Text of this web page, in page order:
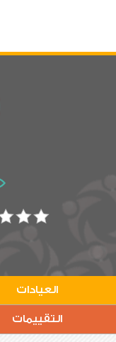
العيادات
التقييمات